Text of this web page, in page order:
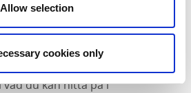
Allow selection
cookies only
är en InfoPoint
du kan hitta på i